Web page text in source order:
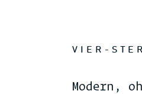
VIER-
Modern,